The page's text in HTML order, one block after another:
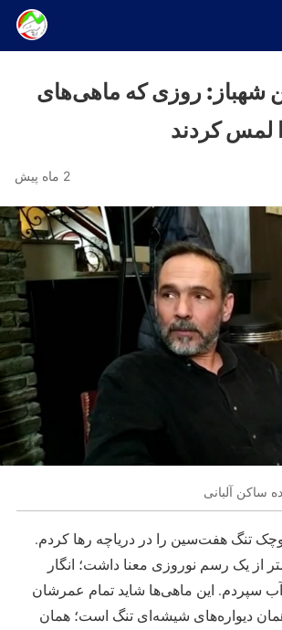
شهباز: روزی که ماهی‌های
لمس کردند
2 ماه پیش
ساکن آلبانی
تنگ هفت‌سین را در دریاچه رها کردم.
از یک رسم نوروزی معنا داشت؛ انگار
آب سپردم. این ماهی‌ها شاید تمام عمرشان
دیواره‌های شیشه‌ای تنگ است؛ همان